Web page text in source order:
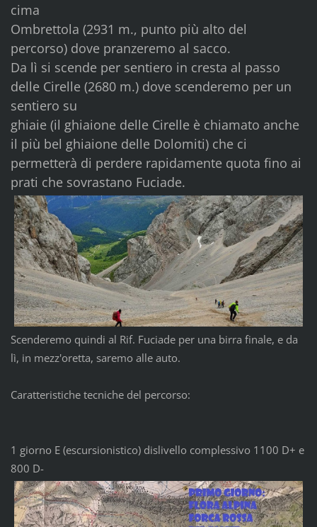
cima
Ombrettola (2931 m., punto più alto del
percorso) dove pranzeremo al sacco.
Da lì si scende per sentiero in cresta al passo
delle Cirelle (2680 m.) dove scenderemo per un
sentiero su
ghiaie (il ghiaione delle Cirelle è chiamato anche
il più bel ghiaione delle Dolomiti) che ci
permetterà di perdere rapidamente quota fino ai
prati che sovrastano Fuciade.
Scenderemo quindi al Rif. Fuciade per una birra finale, e da
lì, in mezz'oretta, saremo alle auto.
Caratteristiche tecniche del percorso:
1 giorno E (escursionistico) dislivello complessivo 1100 D+ e
800 D-